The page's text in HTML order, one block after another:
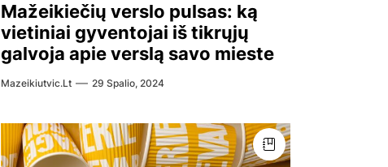
Mažeikiečių verslo pulsas: ką
vietiniai gyventojai iš tikrųjų
galvoja apie verslą savo mieste
Mazeikiutvic.lt 29 Spalio, 2024